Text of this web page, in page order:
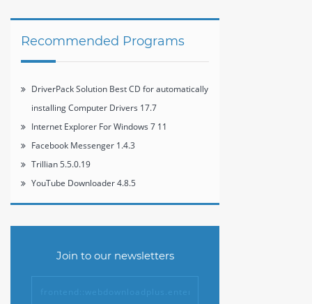
Recommended Programs
DriverPack Solution Best CD for automatically
installing Computer Drivers 17.7
Internet Explorer For Windows 7 11
Facebook Messenger 1.4.3
Trillian 5.5.0.19
YouTube Downloader 4.8.5
Join to our newsletters